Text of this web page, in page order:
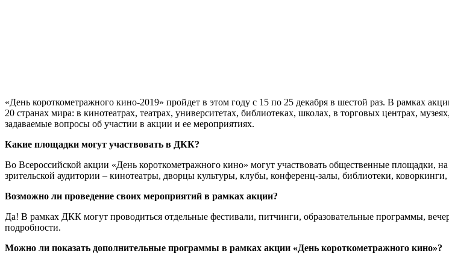
«День короткометражного кино-2019» пройдет в этом году с 15 по 25 декабря в шестой раз. В рамках
20 странах мира: в кинотеатрах, театрах, университетах, библиотеках, школах, в торговых центрах,
задаваемые вопросы об участии в акции и ее мероприятиях.
Какие площадки могут участвовать в ДКК?
Во Всероссийской акции «День короткометражного кино» могут участвовать общественные площадки,
зрительской аудитории – кинотеатры, дворцы культуры, клубы, конференц-залы, библиотеки,
Возможно ли проведение своих мероприятий в рамках акции?
Да! В рамках ДКК могут проводиться отдельные фестивали, питчинги, образовательные программы,
подробности.
Можно ли показать дополнительные программы в рамках акции «День короткометражного кино»?